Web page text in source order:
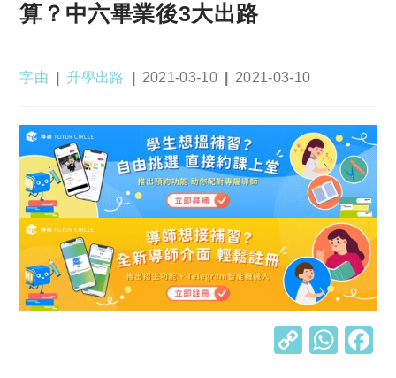
算？中六畢業後3大出路
Post
字由
Post
升學出路
Post
2021-03-10
Post
2021-03-10
C W